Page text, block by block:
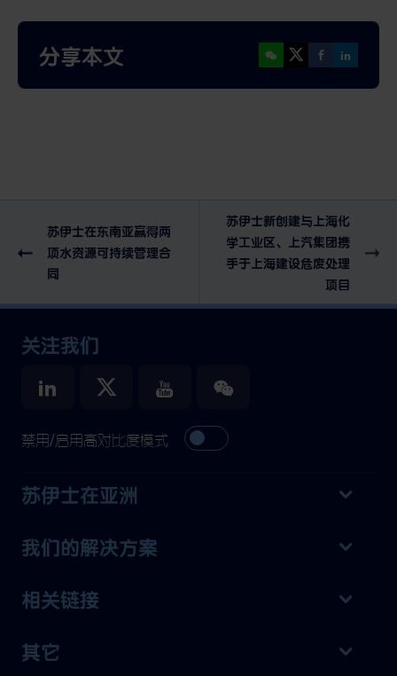
分享本文
苏伊士在东南亚赢得两
项水资源可持续管理合
同
苏伊士新创建与上海化
学工业区、上汽集团携
手于上海建设危废处理
项目
关注我们
禁用/启用高对比度模式
苏伊士在亚洲
我们的解决方案
相关链接
其它